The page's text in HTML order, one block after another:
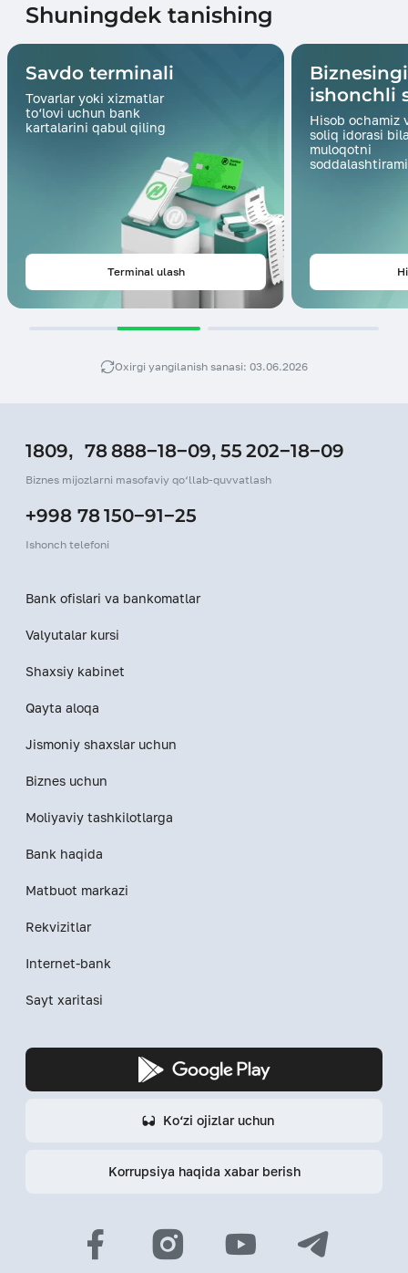
Shuningdek tanishing
Savdo terminali
Tovarlar yoki xizmatlar
to‘lovi uchun bank
kartalarini qabul qiling
Terminal ulash
ishonchli
Hisob ochamiz
soliq idorasi
muloqotni
Oxirgi yangilanish sanasi: 03.06.2026
1809, 78 888−18−09, 55 202−18−09
Biznes mijozlarni masofaviy qo‘llab-quvvatlash
+998 78 150−91−25
Ishonch telefoni
Bank ofislari va bankomatlar
Valyutalar kursi
Shaxsiy kabinet
Qayta aloqa
Jismoniy shaxslar uchun
Biznes uchun
Moliyaviy tashkilotlarga
Bank haqida
Matbuot markazi
Rekvizitlar
Internet-bank
Sayt xaritasi
Ko‘zi ojizlar uchun
Korrupsiya haqida xabar berish